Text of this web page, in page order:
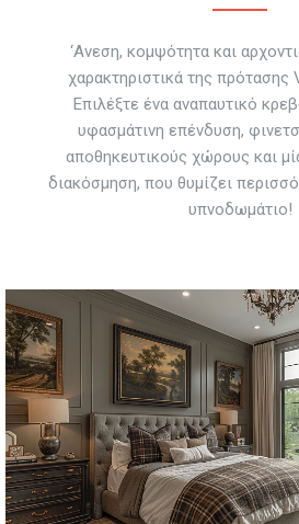
‘Ανεση, κομψότητα και
χαρακτηριστικά της πρότασης
Επιλέξτε ένα αναπαυτικό
υφασμάτινη επένδυση,
αποθηκευτικούς χώρους και
διακόσμηση, που θυμίζει
υπνοδωμάτιο!